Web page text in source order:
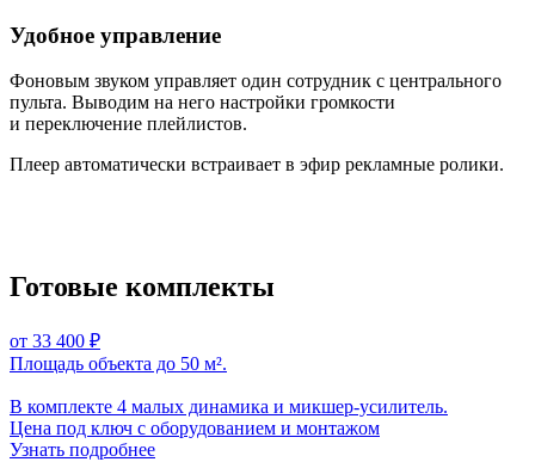
Удобное управление
Фоновым звуком управляет один сотрудник с центрального
пульта. Выводим на него настройки громкости
и переключение плейлистов.
Плеер автоматически встраивает в эфир рекламные ролики.
Готовые комплекты
от 33 400 ₽
Площадь объекта до 50 м².
В комплекте 4 малых динамика и микшер-усилитель.
Цена под ключ с оборудованием и монтажом
Узнать подробнее